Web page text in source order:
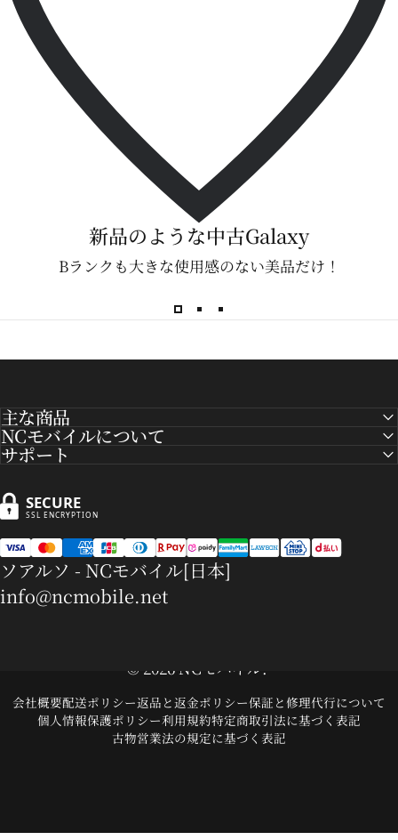
新品のような中古Galaxy
Bランクも大きな使用感のない美品だけ！
主な商品
NCモバイルについて
サポート
SECURE
SSL ENCRYPTION
ソアルソ - NCモバイル[日本]
info@ncmobile.net
© 2026 NCモバイル.
会社概要配送ポリシー返品と返金ポリシー保証と修理代行について
個人情報保護ポリシー利用規約特定商取引法に基づく表記
古物営業法の規定に基づく表記